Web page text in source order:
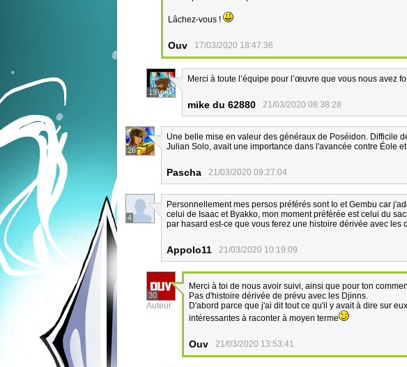
Lâchez-vous !
Ouv 17/03/2020 18:47:36
19
Merci à toute l’équipe pour l’œuvre que vous nous avez
mike du 62880 21/03/2020 08:38:28
26
Une belle mise en valeur des généraux de Poséidon. Difficile
Julian Solo, avait une importance dans l'avancée contre Éole
Pascha 21/03/2020 09:27:04
4
Personnellement mes persos préférés sont Io et Gembu car
celui de Isaac et Byakko, mon moment préférée est celui du
par hasard est-ce que vous ferez une histoire dérivée avec les
Appolo11 21/03/2020 10:19:09
30
Auteur
Merci à toi de nous avoir suivi, ainsi que pour ton
Pas d'histoire dérivée de prévu avec les Djinns.
D'abord parce que j'ai dit tout ce qu'il y avait à dire sur
intéressantes à raconter à moyen terme
Ouv 21/03/2020 13:53:41